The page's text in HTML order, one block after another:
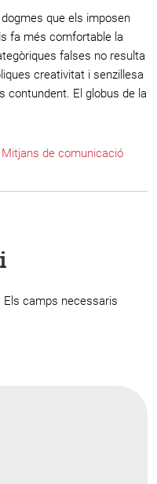
que els imposen
fa més comfortable la
falses no resulta
creativitat i senzillesa
contundent. El globus de la
Mitjans de comunicació
Els camps necessaris